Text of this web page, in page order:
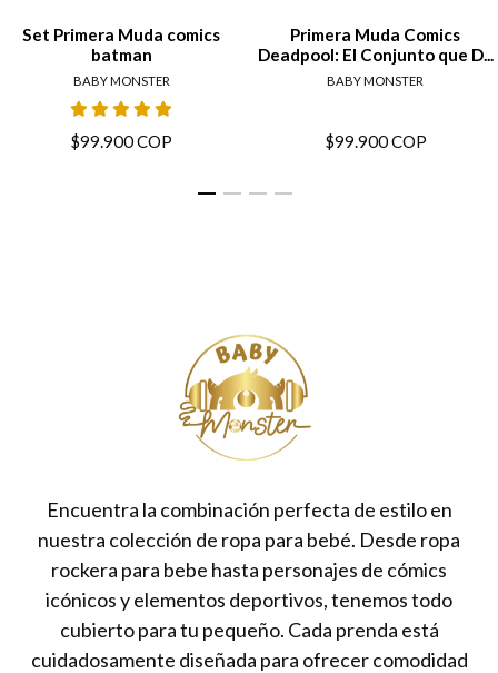
Set Primera Muda comics
batman
BABY MONSTER
$99.900 COP
Primera Muda Comics
Deadpool: El Conjunto que D...
BABY MONSTER
$99.900 COP
Encuentra la combinación perfecta de estilo en
nuestra colección de ropa para bebé. Desde ropa
rockera para bebe hasta personajes de cómics
icónicos y elementos deportivos, tenemos todo
cubierto para tu pequeño. Cada prenda está
cuidadosamente diseñada para ofrecer comodidad